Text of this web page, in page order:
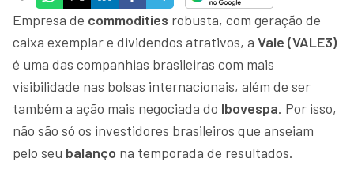
Empresa de commodities robusta, com geração de
caixa exemplar e dividendos atrativos, a Vale (VALE3)
é uma das companhias brasileiras com mais
visibilidade nas bolsas internacionais, além de ser
também a ação mais negociada do Ibovespa. Por isso,
não são só os investidores brasileiros que anseiam
pelo seu balanço na temporada de resultados.